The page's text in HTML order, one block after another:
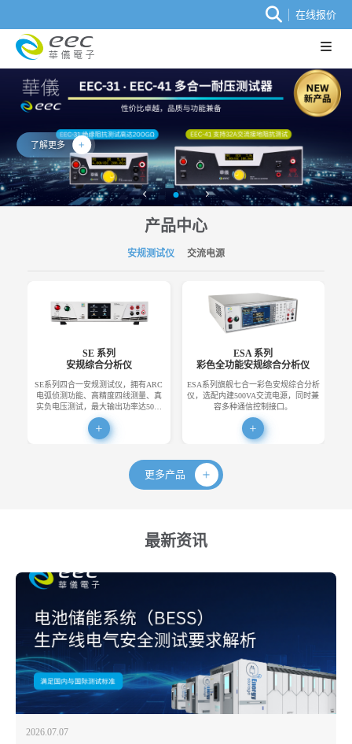
在线报价
了解更多
产品中心
安规测试仪 交流电源
SE 系列
安规综合分析仪
SE系列四合一安规测试仪，拥有ARC
电弧侦测功能、高精度四线测量、真
实负电压测试，最大输出功率达50…
ESA 系列
彩色全功能安规综合分析仪
ESA系列旗舰七合一彩色安规综合分析
仪，选配内建500VA交流电源，同时兼
容多种通信控制接口。
更多产品
最新资讯
2026.07.07